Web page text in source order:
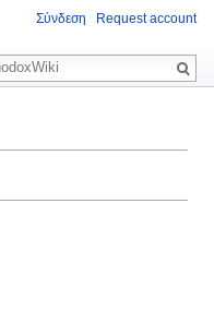
Σύνδεση Request account